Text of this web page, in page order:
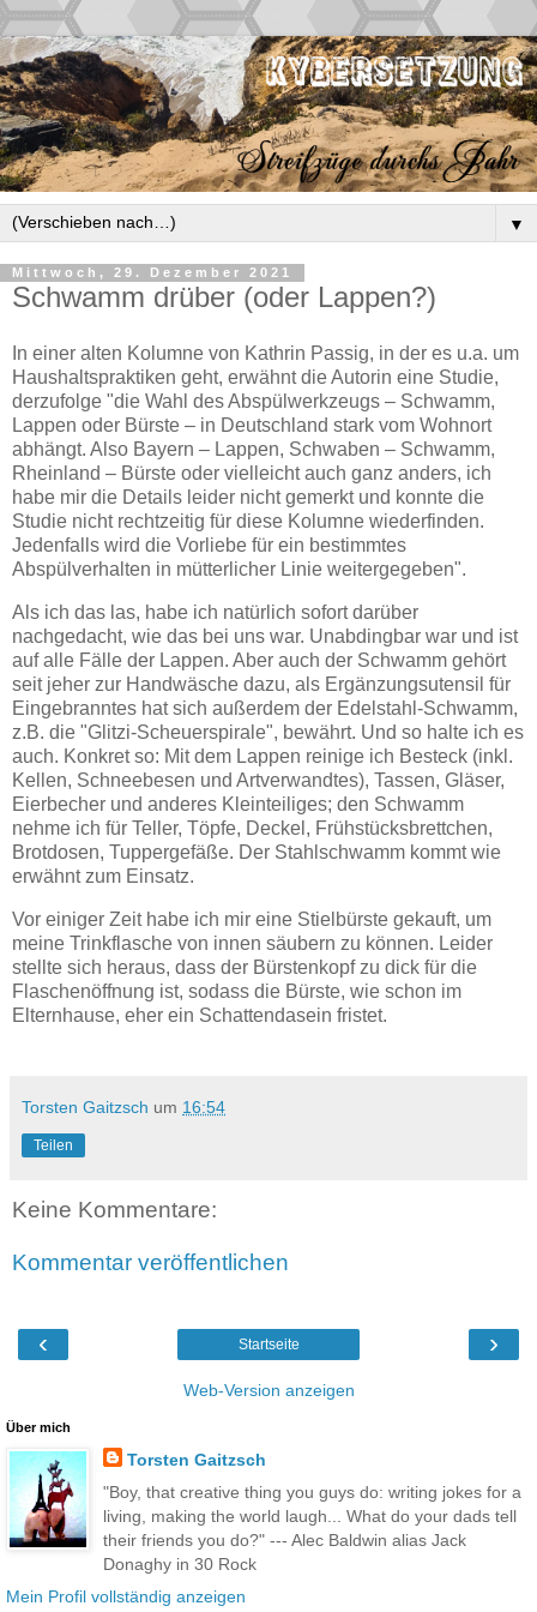
▼
Mittwoch, 29. Dezember 2021
Schwamm drüber (oder Lappen?)
In einer alten Kolumne von Kathrin Passig, in der es u.a. um
Haushaltspraktiken geht, erwähnt die Autorin eine Studie,
derzufolge "die Wahl des Abspülwerkzeugs – Schwamm,
Lappen oder Bürste – in Deutschland stark vom Wohnort
abhängt. Also Bayern – Lappen, Schwaben – Schwamm,
Rheinland – Bürste oder vielleicht auch ganz anders, ich
habe mir die Details leider nicht gemerkt und konnte die
Studie nicht rechtzeitig für diese Kolumne wiederfinden.
Jedenfalls wird die Vorliebe für ein bestimmtes
Abspülverhalten in mütterlicher Linie weitergegeben".
Als ich das las, habe ich natürlich sofort darüber
nachgedacht, wie das bei uns war. Unabdingbar war und ist
auf alle Fälle der Lappen. Aber auch der Schwamm gehört
seit jeher zur Handwäsche dazu, als Ergänzungsutensil für
Eingebranntes hat sich außerdem der Edelstahl-Schwamm,
z.B. die "Glitzi-Scheuerspirale", bewährt. Und so halte ich es
auch. Konkret so: Mit dem Lappen reinige ich Besteck (inkl.
Kellen, Schneebesen und Artverwandtes), Tassen, Gläser,
Eierbecher und anderes Kleinteiliges; den Schwamm
nehme ich für Teller, Töpfe, Deckel, Frühstücksbrettchen,
Brotdosen, Tuppergefäße. Der Stahlschwamm kommt wie
erwähnt zum Einsatz.
Vor einiger Zeit habe ich mir eine Stielbürste gekauft, um
meine Trinkflasche von innen säubern zu können. Leider
stellte sich heraus, dass der Bürstenkopf zu dick für die
Flaschenöffnung ist, sodass die Bürste, wie schon im
Elternhause, eher ein Schattendasein fristet.
Torsten Gaitzsch um 16:54
Teilen
Keine Kommentare:
Kommentar veröffentlichen
‹ ›
Startseite
Web-Version anzeigen
Über mich
Torsten Gaitzsch
"Boy, that creative thing you guys do: writing jokes for a
living, making the world laugh... What do your dads tell
their friends you do?" --- Alec Baldwin alias Jack
Donaghy in 30 Rock
Mein Profil vollständig anzeigen